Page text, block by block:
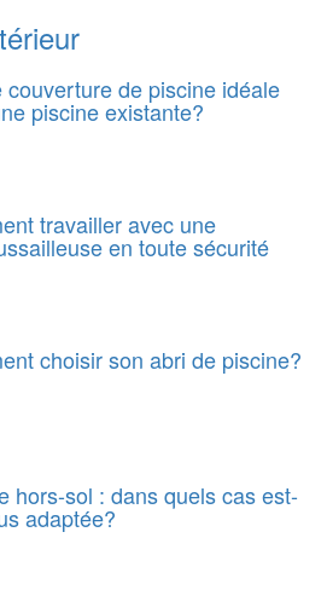
couverture de piscine idéale
piscine existante?
travailler avec une
en toute sécurité
choisir son abri de piscine?
hors-sol : dans quels cas est-
adaptée?